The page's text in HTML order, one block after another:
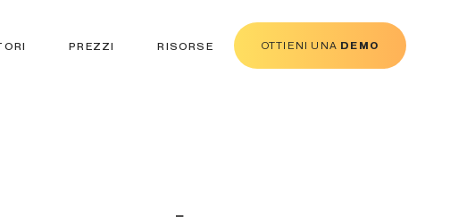
PREZZI RISORSE OTTIENI UNA DEMO